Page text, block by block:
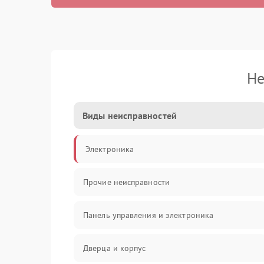
Виды неисправностей
Электроника
Прочие неисправности
Панель управления и электроника
Дверца и корпус